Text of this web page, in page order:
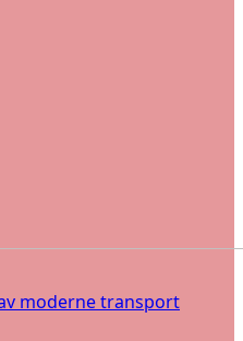
moderne transport